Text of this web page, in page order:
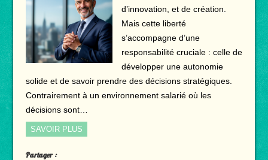
d’innovation, et de création.
Mais cette liberté
s’accompagne d’une
responsabilité cruciale : celle de
développer une autonomie
solide et de savoir prendre des décisions stratégiques.
Contrairement à un environnement salarié où les
décisions sont…
SAVOIR PLUS
Partager :